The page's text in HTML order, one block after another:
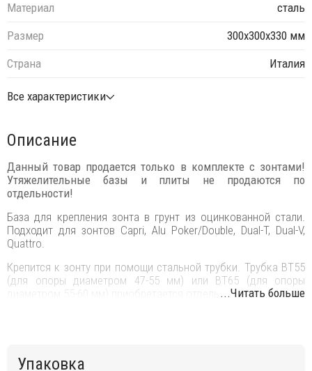
Материал
сталь
Размер
300х300х330 мм
Страна
Италия
Все характеристики
Описание
Данный товар продается только в комплекте с зонтами!
Утяжелительные базы и плиты не продаются по
отдельности!
База для крепления зонта в грунт из оцинкованной стали.
Подходит для зонтов Capri, Alu Poker/Double, Dual-T, Dual-V,
Quattro.
Крепится к зонту при помощи стальной трубки. Трубка BT55
(для опоры диаметром 47-55 мм) или BT65 (для опоры
диаметром 55-60 мм) приобретается отдельно....Читать больше
Упаковка